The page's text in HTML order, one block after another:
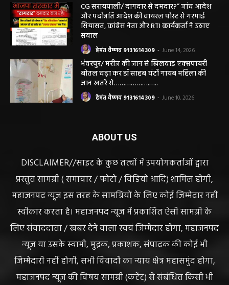
CG सरायपाली/ दागदार से दमदार?” जांच आदेश
और पदोन्नति आदेश की वायरल पोस्ट से गरमाई
सियासत, कांग्रेस नेता और RTI कार्यकर्ता ने उठाए
सवाल
हेमंत वैष्णव 9131614309 - June 14, 2026
भंवरपुर/ मरीज की जान से खिलवाड़ एक्सपायरी
बोतल चढ़ा कर डॉ साहब घंटों गायब महिला की
जान खतरे से……………….…..
हेमंत वैष्णव 9131614309 - June 10, 2026
ABOUT US
DISCLAIMER//साइट के कुछ तत्वों में उपयोगकर्ताओं द्वारा
प्रस्तुत सामग्री ( समाचार / फोटो / विडियो आदि) शामिल होगी,
महाजनपद न्यूज इस तरह के सामग्रियों के लिए कोई जिम्मेदार नहीं
स्वीकार करता है। महाजनपद न्यूज में प्रकाशित ऐसी सामग्री के
लिए संवाददाता / खबर देने वाला स्वयं जिम्मेदार होगा, महाजनपद
न्यूज या उसके स्वामी, मुद्रक, प्रकाशक, संपादक की कोई भी
जिम्मेदारी नहीं होगी, सभी विवादों का न्याय क्षेत्र महासमुंद होगा,
महाजनपद न्यूज की विषय सामग्री (कटेंट) से संबंधित किसी भी